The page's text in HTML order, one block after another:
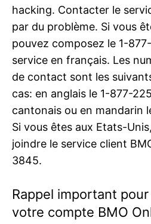
hacking. Contacter le
par du problème. Si vous
pouvez composez le 1-
service en français. Les
de contact sont les
cas: en anglais le 1-877-
cantonais ou en mandarin
Si vous êtes aux Etats-
joindre le service client
3845.
Rappel important
votre compte BMO